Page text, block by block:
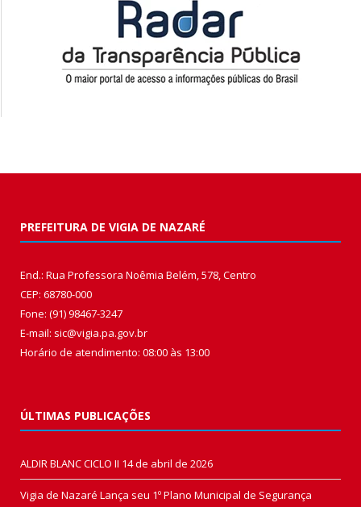
PREFEITURA DE VIGIA DE NAZARÉ
End.: Rua Professora Noêmia Belém, 578, Centro
CEP: 68780-000
Fone: (91) 98467-3247
E-mail: sic@vigia.pa.gov.br
Horário de atendimento: 08:00 às 13:00
ÚLTIMAS PUBLICAÇÕES
ALDIR BLANC CICLO II 14 de abril de 2026
Vigia de Nazaré Lança seu 1º Plano Municipal de Segurança